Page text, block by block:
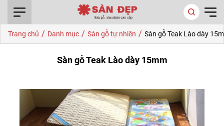
Trang chủ / Danh mục / Sàn gỗ tự nhiên / Sàn gỗ Teak Lào dày
Sàn gỗ Teak Lào dày 15mm